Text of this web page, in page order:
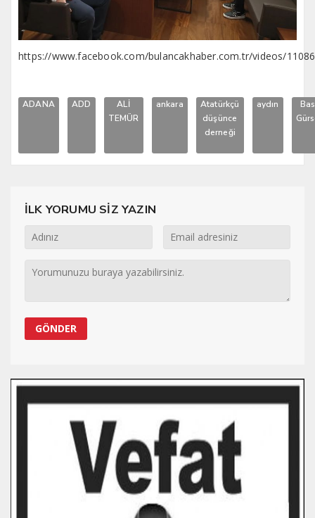
https://www.facebook.com/bulancakhaber.com.tr/videos/
ADANA ADD
ALİ
TEMÜR
ankara
Atatürkçü
düşünce
derneği
aydın
İLK YORUMU SİZ YAZIN